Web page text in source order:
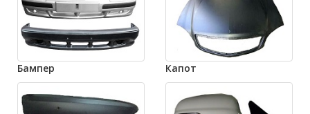
Бампер Капот